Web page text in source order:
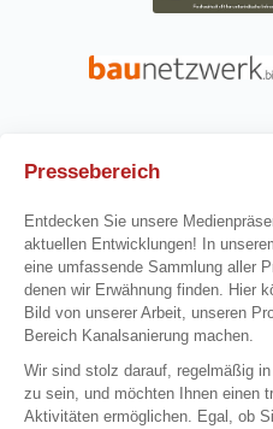
Pressebereich
Entdecken Sie unsere
aktuellen Entwicklungen! In
eine umfassende Sammlung aller
denen wir Erwähnung finden. Hier
Bild von unserer Arbeit, unseren
Bereich Kanalsanierung machen.
Wir sind stolz darauf, regelmäßig
zu sein, und möchten Ihnen einen
Aktivitäten ermöglichen. Egal, ob